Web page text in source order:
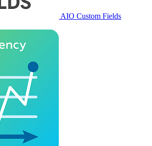
AIO Custom Fields